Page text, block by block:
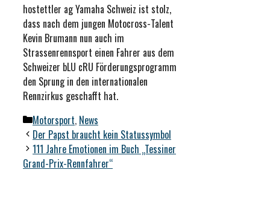
hostettler ag Yamaha Schweiz ist stolz,
dass nach dem jungen Motocross-Talent
Kevin Brumann nun auch im
Strassenrennsport einen Fahrer aus dem
Schweizer bLU cRU Förderungsprogramm
den Sprung in den internationalen
Rennzirkus geschafft hat.
Kategorien
Motorsport, News
Der Papst braucht kein Statussymbol
111 Jahre Emotionen im Buch „Tessiner
Grand-Prix-Rennfahrer“